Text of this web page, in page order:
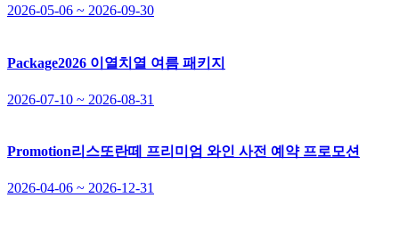
2026-05-06 ~ 2026-09-30
Package2026 이열치열 여름 패키지
2026-07-10 ~ 2026-08-31
Promotion리스또란떼 프리미엄 와인 사전 예약 프로모션
2026-04-06 ~ 2026-12-31